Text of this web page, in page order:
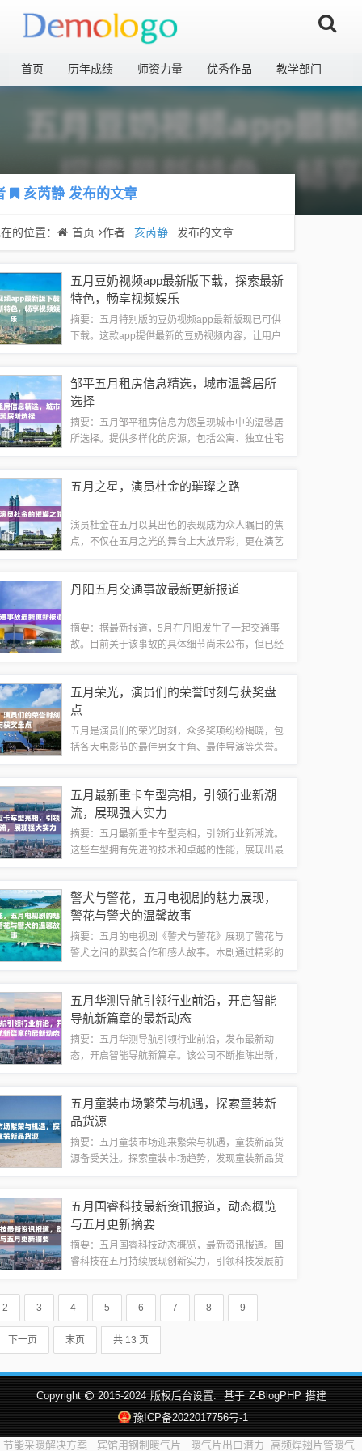
首页 历年成绩 师资力量 优秀作品 教学部门
亥芮静发布的文章
的位置： 首页 作者 亥芮静 发布的文章
五月豆奶视频app最新版下载，探索最新
特色，畅享视频娱乐
摘要：五月特别版的豆奶视频app最新版现已可供
下载。这款app提供最新的豆奶视频内容，让用户
视觉盛宴。不论您在哪里，只需下载此...
邹平五月租房信息精选，城市温馨居所
选择
摘要：五月邹平租房信息为您呈现城市中的温馨居
所选择。提供多样化的房源，包括公寓、独立住宅
单身人士还是家庭，都能在这里找到理想的住所...
五月之星，演员杜金的璀璨之路
演员杜金在五月以其出色的表现成为众人瞩目的焦
点，不仅在五月之光的舞台上大放异彩，更在演艺
内。初识杜金杜金，一个逐渐在演艺界...
丹阳五月交通事故最新更新报道
摘要：据最新报道，5月在丹阳发生了一起交通事
故。目前关于该事故的具体细节尚未公布，但已经
续关注该事故的进展，并第一时间更新最新消...
五月荣光，演员们的荣誉时刻与获奖盘
点
五月是演员们的荣光时刻，众多奖项纷纷揭晓，包
括各大电影节的最佳男女主角、最佳导演等荣誉。
荣誉时刻的代名词，见证着他们在演艺事业上...
五月最新重卡车型亮相，引领行业新潮
流，展现强大实力
摘要：五月最新重卡车型亮相，引领行业新潮流。
这些车型拥有先进的技术和卓越的性能，展现出最
来了新的发展机遇。技术革新引领潮流在智能化...
警犬与警花，五月电视剧的魅力展现，
警花与警犬的温馨故事
摘要：五月的电视剧《警犬与警花》展现了警花与
警犬之间的默契合作和感人故事。本剧通过精彩的
锐，以及警花坚韧不拔的精神风貌。五月电视...
五月华测导航引领行业前沿，开启智能
导航新篇章的最新动态
摘要：五月华测导航引领行业前沿，发布最新动
态，开启智能导航新篇章。该公司不断推陈出新，
供更加精准、智能、便捷的导航服务。随着科技...
五月童装市场繁荣与机遇，探索童装新
品货源
摘要：五月童装市场迎来繁荣与机遇，童装新品货
源备受关注。探索童装市场趋势，发现童装新品货
场呈现繁荣景象，吸引更多消费者关注。随着...
五月国睿科技最新资讯报道，动态概览
与五月更新摘要
摘要：五月国睿科技动态概览，最新资讯报道。国
睿科技在五月持续展现创新实力，引领科技发展前
技的卓越成就和发展步伐。五月，国睿科技呈现一
系列重要进展和突破，为科技产业注入新动力...
2 3 4 5 6 7 8 9
下一页 末页 共 13 页
Copyright 2015-2024 版权后台设置. 基于 Z-BlogPHP 搭建
豫ICP备2022017756号-1
节能采暖解决方案 宾馆用钢制暖气片 暖气片出口潜力 高频焊翅片管暖气